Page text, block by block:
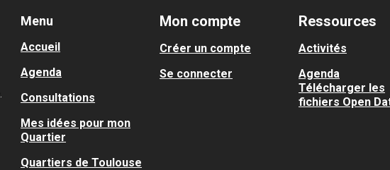
Menu
Accueil
Agenda
Consultations
Mes idées pour mon
Quartier
Quartiers de Toulouse
Mon compte
Créer un compte
Se connecter
Ressources
Activités
Agenda
Télécharger les
fichiers Open